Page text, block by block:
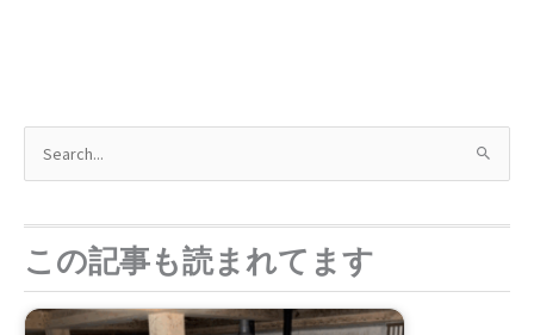
象
この記事も読まれてます